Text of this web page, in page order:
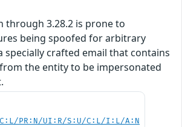
through 3.28.2 is prone to
being spoofed for arbitrary
specially crafted email that contains
the entity to be impersonated
PR:N/UI:R/S:U/C:L/I:L/A:N